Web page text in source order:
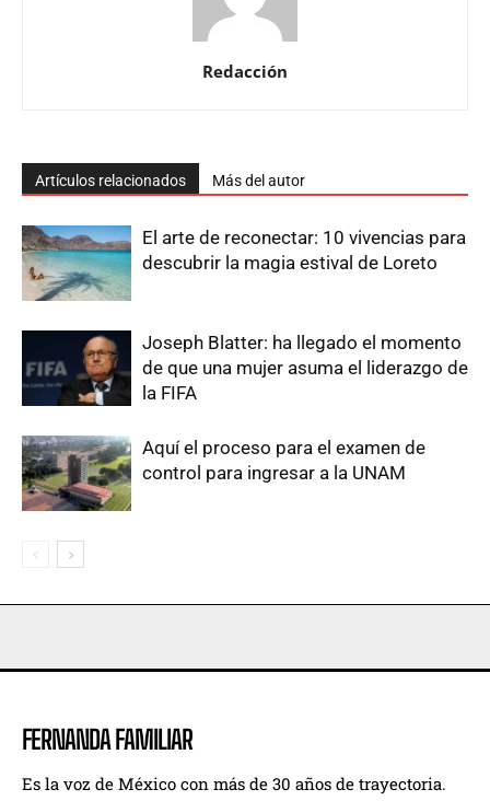
Redacción
Artículos relacionados Más del autor
El arte de reconectar: 10 vivencias para
descubrir la magia estival de Loreto
Joseph Blatter: ha llegado el momento
de que una mujer asuma el liderazgo de
la FIFA
Aquí el proceso para el examen de
control para ingresar a la UNAM
FERNANDA FAMILIAR
Es la voz de México con más de 30 años de trayectoria.